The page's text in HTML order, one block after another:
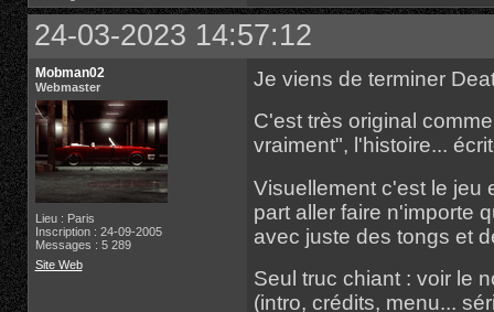
24-03-2023 14:57:12
Mobman02
Webmaster
Lieu : Paris
Inscription : 24-09-2005
Messages : 5 289
Site Web
Je viens de terminer
C'est très original
vraiment", l'histoire...
Visuellement c'est le jeu
part aller faire n'importe
avec juste des tongs et
Seul truc chiant : voir le
(intro, crédits, menu...